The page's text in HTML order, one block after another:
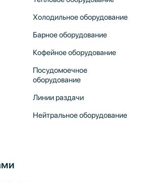
Холодильное оборудование
Барное оборудование
Кофейное оборудование
Посудомоечное
оборудование
Линии раздачи
Нейтральное оборудование